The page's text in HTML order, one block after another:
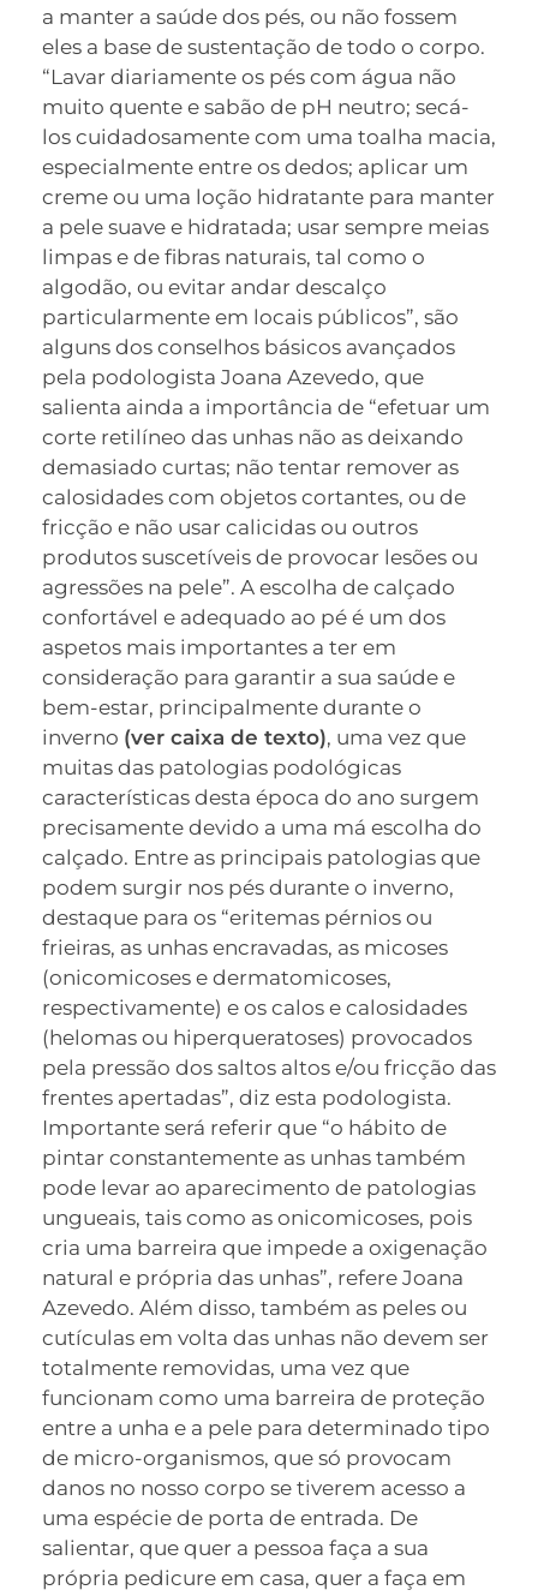
a manter a saúde dos pés, ou não fossem
eles a base de sustentação de todo o corpo.
“Lavar diariamente os pés com água não
muito quente e sabão de pH neutro; secá-
los cuidadosamente com uma toalha macia,
especialmente entre os dedos; aplicar um
creme ou uma loção hidratante para manter
a pele suave e hidratada; usar sempre meias
limpas e de fibras naturais, tal como o
algodão, ou evitar andar descalço
particularmente em locais públicos”, são
alguns dos conselhos básicos avançados
pela podologista Joana Azevedo, que
salienta ainda a importância de “efetuar um
corte retilíneo das unhas não as deixando
demasiado curtas; não tentar remover as
calosidades com objetos cortantes, ou de
fricção e não usar calicidas ou outros
produtos suscetíveis de provocar lesões ou
agressões na pele”. A escolha de calçado
confortável e adequado ao pé é um dos
aspetos mais importantes a ter em
consideração para garantir a sua saúde e
bem-estar, principalmente durante o
inverno (ver caixa de texto), uma vez que
muitas das patologias podológicas
características desta época do ano surgem
precisamente devido a uma má escolha do
calçado. Entre as principais patologias que
podem surgir nos pés durante o inverno,
destaque para os “eritemas pérnios ou
frieiras, as unhas encravadas, as micoses
(onicomicoses e dermatomicoses,
respectivamente) e os calos e calosidades
(helomas ou hiperqueratoses) provocados
pela pressão dos saltos altos e/ou fricção das
frentes apertadas”, diz esta podologista.
Importante será referir que “o hábito de
pintar constantemente as unhas também
pode levar ao aparecimento de patologias
ungueais, tais como as onicomicoses, pois
cria uma barreira que impede a oxigenação
natural e própria das unhas”, refere Joana
Azevedo. Além disso, também as peles ou
cutículas em volta das unhas não devem ser
totalmente removidas, uma vez que
funcionam como uma barreira de proteção
entre a unha e a pele para determinado tipo
de micro-organismos, que só provocam
danos no nosso corpo se tiverem acesso a
uma espécie de porta de entrada. De
salientar, que quer a pessoa faça a sua
própria pedicure em casa, quer a faça em